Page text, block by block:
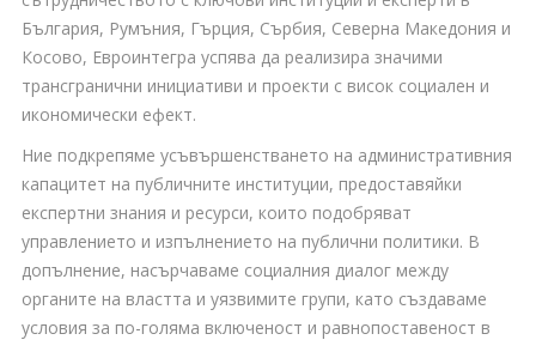
България, Румъния, Гърция, Сърбия, Северна Македония и
Косово, Евроинтегра успява да реализира значими
трансгранични инициативи и проекти с висок социален и
икономически ефект.
Ние подкрепяме усъвършенстването на административния
капацитет на публичните институции, предоставяйки
експертни знания и ресурси, които подобряват
управлението и изпълнението на публични политики. В
допълнение, насърчаваме социалния диалог между
органите на властта и уязвимите групи, като създаваме
условия за по-голяма включеност и равнопоставеност в